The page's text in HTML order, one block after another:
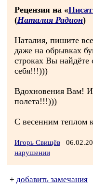
Рецензия на «
(Наталия Радион)
Наталия, пишите
даже на обрывках
строках Вы найдёте
себя!!!)))
Вдохновения Вам! И
полета!!!)))
С весенним теплом
Игорь Свищёв
нарушении
+ добавить замечания